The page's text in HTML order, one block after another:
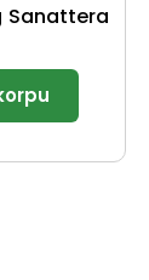
Sanattera